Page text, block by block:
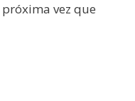
vez que